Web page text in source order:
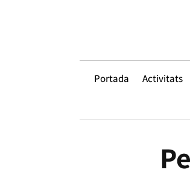
Portada Activitats